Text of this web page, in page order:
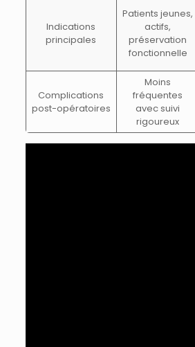
Indications
principales
Patients jeunes,
actifs,
préservation
fonctionnelle
Complications
post-opératoires
Moins
fréquentes
avec suivi
rigoureux